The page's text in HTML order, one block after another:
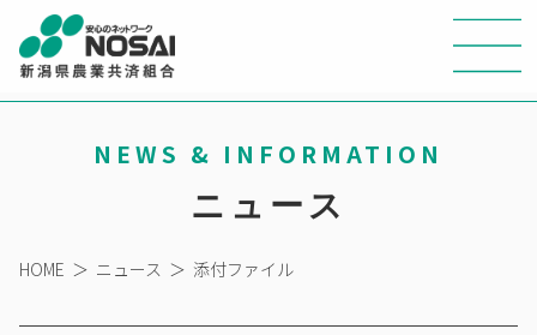
NEWS & INFORMATION
ニュース
HOME ＞ ニュース ＞ 添付ファイル